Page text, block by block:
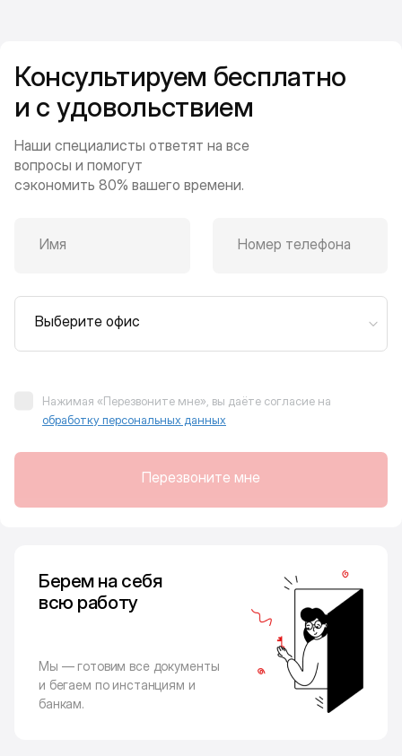
Консультируем бесплатно
и с удовольствием
Наши специалисты ответят на все
вопросы и помогут
сэкономить 80% вашего времени.
Имя Номер телефона
Выберите офис
Нажимая «Перезвоните мне», вы даёте согласие на
обработку персональных данных
Перезвоните мне
Берем на себя
всю работу
Мы — готовим все документы
и бегаем по инстанциям и
банкам.